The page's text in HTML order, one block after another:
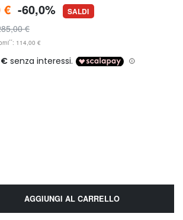
€ -60,0% SALDI
€
**: 114,00 €
AGGIUNGI AL CARRELLO